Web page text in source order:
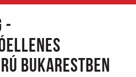
-
Bukarestben